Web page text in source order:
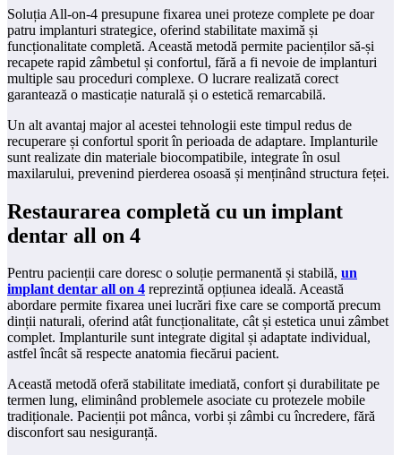
Soluția All-on-4 presupune fixarea unei proteze complete pe doar
patru implanturi strategice, oferind stabilitate maximă și
funcționalitate completă. Această metodă permite pacienților să-și
recapete rapid zâmbetul și confortul, fără a fi nevoie de implanturi
multiple sau proceduri complexe. O lucrare realizată corect
garantează o masticație naturală și o estetică remarcabilă.
Un alt avantaj major al acestei tehnologii este timpul redus de
recuperare și confortul sporit în perioada de adaptare. Implanturile
sunt realizate din materiale biocompatibile, integrate în osul
maxilarului, prevenind pierderea osoasă și menținând structura feței.
Restaurarea completă cu un implant
dentar all on 4
Pentru pacienții care doresc o soluție permanentă și stabilă, un
implant dentar all on 4 reprezintă opțiunea ideală. Această
abordare permite fixarea unei lucrări fixe care se comportă precum
dinții naturali, oferind atât funcționalitate, cât și estetica unui zâmbet
complet. Implanturile sunt integrate digital și adaptate individual,
astfel încât să respecte anatomia fiecărui pacient.
Această metodă oferă stabilitate imediată, confort și durabilitate pe
termen lung, eliminând problemele asociate cu protezele mobile
tradiționale. Pacienții pot mânca, vorbi și zâmbi cu încredere, fără
disconfort sau nesiguranță.